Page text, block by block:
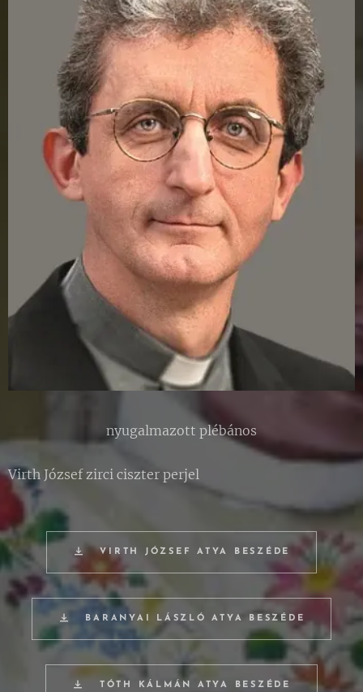
nyugalmazott plébános
Virth József zirci ciszter perjel
VIRTH JÓZSEF ATYA BESZÉDE
BARANYAI LÁSZLÓ ATYA BESZÉDE
TÓTH KÁLMÁN ATYA BESZÉDE